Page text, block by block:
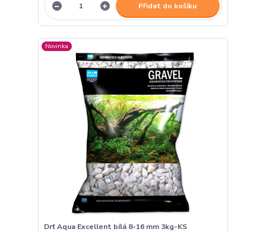
Přidat do košíku
Novinka
Drť Aqua Excellent bílá 8-16 mm 3kg-KS